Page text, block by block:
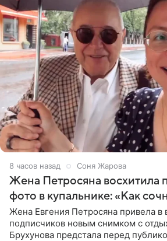
8 часов назад Соня Жарова
Жена Петросяна восхитила
фото в купальнике: «Как
Жена Евгения Петросяна привела в
подписчиков новым снимком с
Брухунова предстала перед